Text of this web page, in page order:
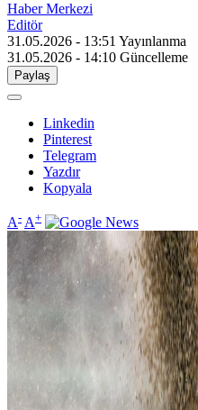
Haber Merkezi
Editör
31.05.2026 - 13:51 Yayınlanma
31.05.2026 - 14:10 Güncelleme
Paylaş
Linkedin
Pinterest
Telegram
Yazdır
Kopyala
A- A+